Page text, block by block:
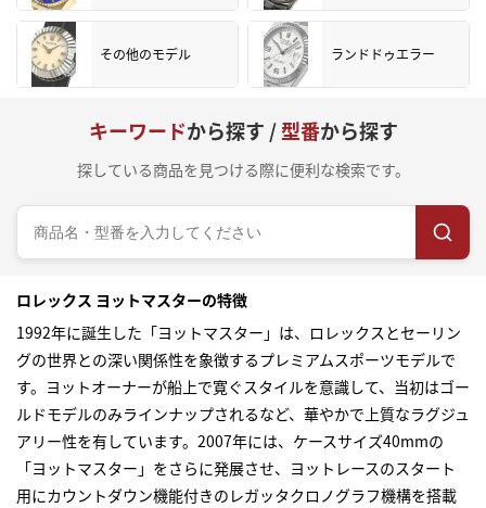
その他のモデル ランドドゥエラー
キーワードから探す /型番から探す
探している商品を見つける際に便利な検索です。
ロレックス ヨットマスターの特徴
1992年に誕生した「ヨットマスター」は、ロレックスとセーリン
グの世界との深い関係性を象徴するプレミアムスポーツモデルで
す。ヨットオーナーが船上で寛ぐスタイルを意識して、当初はゴー
ルドモデルのみラインナップされるなど、華やかで上質なラグジュ
アリー性を有しています。2007年には、ケースサイズ40mmの
「ヨットマスター」をさらに発展させ、ヨットレースのスタート
用にカウントダウン機能付きのレガッタクロノグラフ機構を搭載